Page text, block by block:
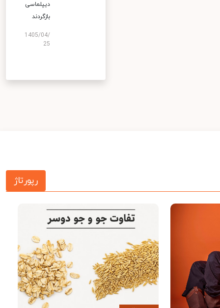
دیپلماسی
بازگردند
1405/04/
25
رپورتاژ